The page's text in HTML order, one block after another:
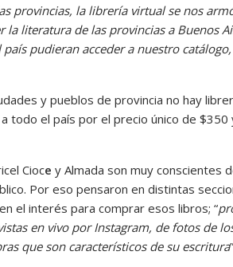
provincias, la librería virtual se nos
literatura de las provincias a Buenos
pudieran acceder a nuestro
y pueblos de provincia no hay
todo el país por el precio único de $350
Cioce y Almada son muy conscientes
Por eso pensaron en distintas
el interés para comprar esos libros; “
en vivo por Instagram, de fotos de
que son característicos de su escritura